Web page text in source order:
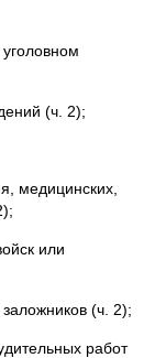
(ч. 2);
медицинских,
или
(ч. 2);
работ